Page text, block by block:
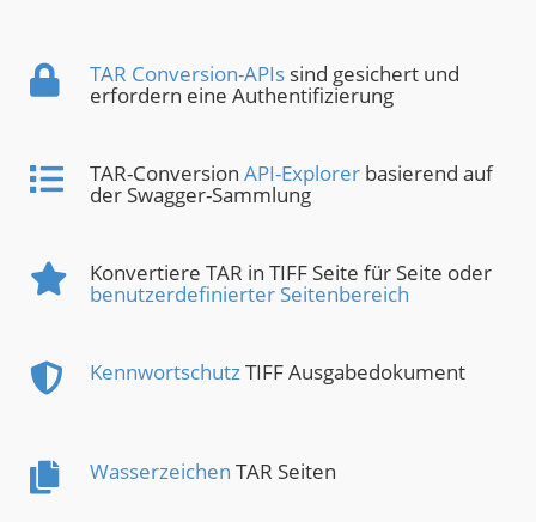
TAR Conversion-APIs sind gesichert und
erfordern eine Authentifizierung
TAR-Conversion API-Explorer basierend auf
der Swagger-Sammlung
Konvertiere TAR in TIFF Seite für Seite oder
benutzerdefinierter Seitenbereich
KennwortschutzTIFF Ausgabedokument
Wasserzeichen TAR Seiten